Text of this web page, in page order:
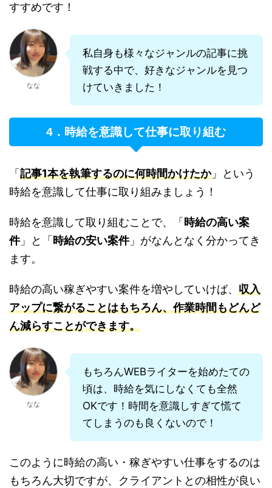
すすめです！
なな
私自身も様々なジャンルの記事に挑
戦する中で、好きなジャンルを見つ
けていきました！
4．時給を意識して仕事に取り組む
「 記事1本を執筆するのに何時間かけたか」という
時給を意識して仕事に取り組みましょう！
時給を意識して取り組むことで、「 時給の高い案
件」と「 時給の安い案件」がなんとなく分かってき
ます。
時給の高い稼ぎやすい案件を増やしていけば、 収入
アップに繋がることはもちろん、作業時間もどんど
ん減らすことができます。
なな
もちろんWEBライターを始めたての
頃は、時給を気にしなくても全然
OKです！時間を意識しすぎて慌て
てしまうのも良くないので！
このように時給の高い・稼ぎやすい仕事をするのは
もちろん大切ですが、クライアントとの相性が良い